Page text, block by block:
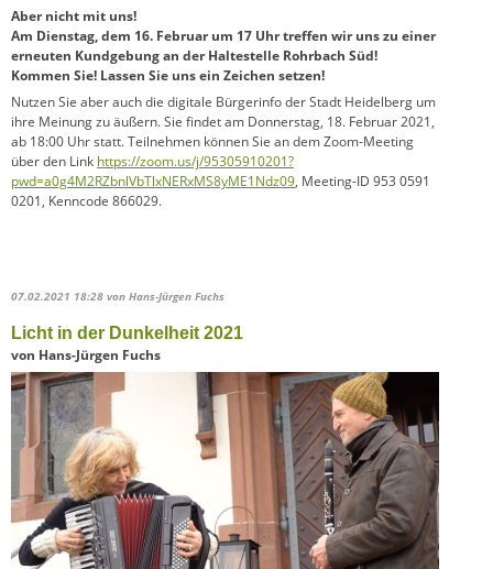
Aber nicht mit uns!
Am Dienstag, dem 16. Februar um 17 Uhr treffen wir uns zu einer
erneuten Kundgebung an der Haltestelle Rohrbach Süd!
Kommen Sie! Lassen Sie uns ein Zeichen setzen!
Nutzen Sie aber auch die digitale Bürgerinfo der Stadt Heidelberg um
ihre Meinung zu äußern. Sie findet am Donnerstag, 18. Februar 2021,
ab 18:00 Uhr statt. Teilnehmen können Sie an dem Zoom-Meeting
über den Link https://zoom.us/j/95305910201?
pwd=a0g4M2RZbnlVbTlxNERxMS8yME1Ndz09, Meeting-ID 953 0591
0201, Kenncode 866029.
07.02.2021 18:28 von Hans-Jürgen Fuchs
Licht in der Dunkelheit 2021
von Hans-Jürgen Fuchs